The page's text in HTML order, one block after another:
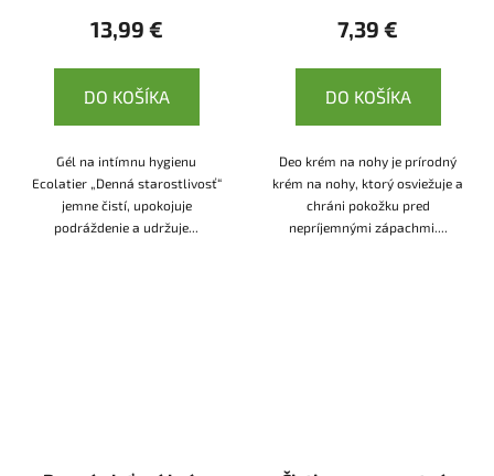
13,99 €
DO KOŠÍKA
Gél na intímnu hygienu
Ecolatier „Denná starostlivosť“
jemne čistí, upokojuje
podráždenie a udržuje...
7,39 €
DO KOŠÍKA
Deo krém na nohy je prírodný
krém na nohy, ktorý osviežuje a
chráni pokožku pred
nepríjemnými zápachmi....